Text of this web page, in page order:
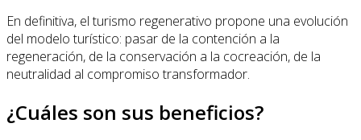
En definitiva, el turismo regenerativo propone una evolución
del modelo turístico: pasar de la contención a la
regeneración, de la conservación a la cocreación, de la
neutralidad al compromiso transformador.
¿Cuáles son sus beneficios?